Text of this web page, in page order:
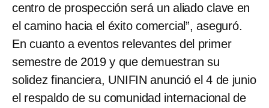
centro de prospección será un aliado clave en
el camino hacia el éxito comercial”, aseguró.
En cuanto a eventos relevantes del primer
semestre de 2019 y que demuestran su
solidez financiera, UNIFIN anunció el 4 de junio
el respaldo de su comunidad internacional de